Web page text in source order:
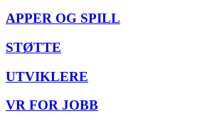
APPER OG SPILL
STØTTE
UTVIKLERE
VR FOR JOBB